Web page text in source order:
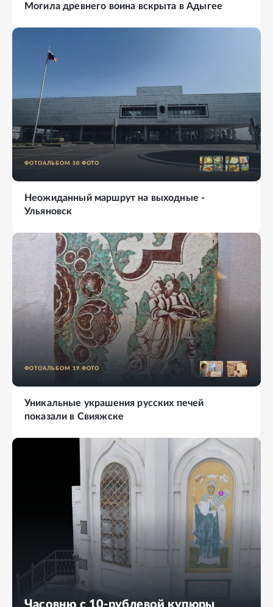
Могила древнего воина вскрыта в Адыгее
ФОТОАЛЬБОМ 50 ФОТО
Неожиданный маршрут на выходные -
Ульяновск
ФОТОАЛЬБОМ 19 ФОТО
Уникальные украшения русских печей
показали в Свияжске
Часовню с 10-рублевой купюры